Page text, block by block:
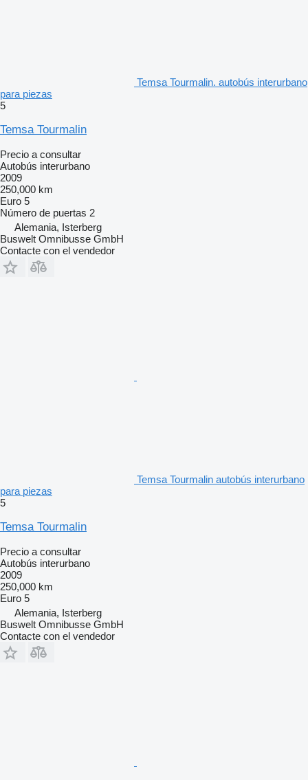
Temsa Tourmalin. autobús interurbano
para piezas
5
Temsa Tourmalin
Precio a consultar
Autobús interurbano
2009
250,000 km
Euro 5
Número de puertas 2
Alemania, Isterberg
Buswelt Omnibusse GmbH
Contacte con el vendedor
Temsa Tourmalin autobús interurbano
para piezas
5
Temsa Tourmalin
Precio a consultar
Autobús interurbano
2009
250,000 km
Euro 5
Alemania, Isterberg
Buswelt Omnibusse GmbH
Contacte con el vendedor